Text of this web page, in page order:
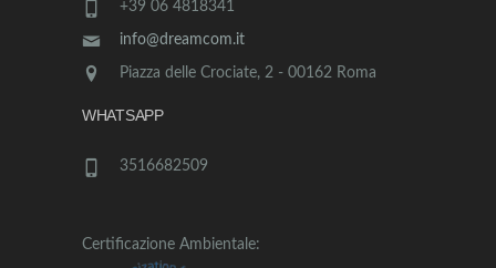
+39 06 4818341
info@dreamcom.it
Piazza delle Crociate, 2 - 00162 Roma
WHATSAPP
3516682509
Certificazione Ambientale: